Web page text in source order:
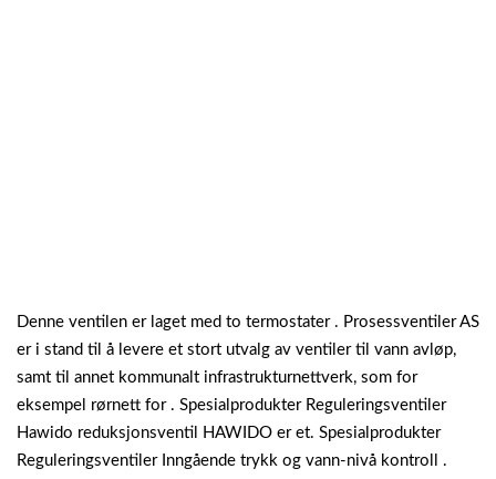
Denne ventilen er laget med to termostater . Prosessventiler AS
er i stand til å levere et stort utvalg av ventiler til vann avløp,
samt til annet kommunalt infrastrukturnettverk, som for
eksempel rørnett for . Spesialprodukter Reguleringsventiler
Hawido reduksjonsventil HAWIDO er et. Spesialprodukter
Reguleringsventiler Inngående trykk og vann-nivå kontroll .